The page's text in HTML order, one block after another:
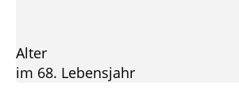
Alter
im 68. Lebensjahr